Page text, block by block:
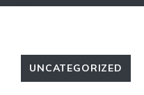
UNCATEGORIZED